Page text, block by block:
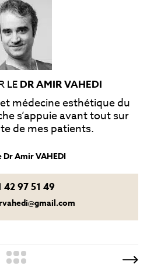
LE DR AMIR VAHEDI
médecine esthétique du
s’appuie avant tout sur
de mes patients.
Dr Amir VAHEDI
42 97 51 49